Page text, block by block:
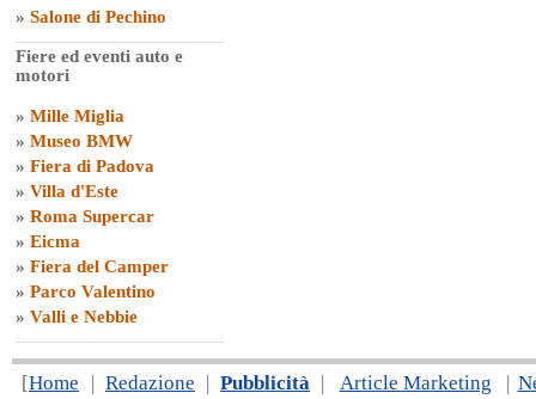
» Salone di Pechino
Fiere ed eventi auto e
motori
» Mille Miglia
» Museo BMW
» Fiera di Padova
» Villa d'Este
» Roma Supercar
» Eicma
» Fiera del Camper
» Parco Valentino
» Valli e Nebbie
[Home | Redazione | Pubblicità | Article Marketing |